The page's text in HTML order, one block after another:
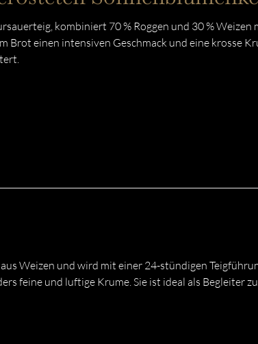
kombiniert 70 % Roggen und 30 % Weizen
Brot einen intensiven Geschmack und eine krosse
Weizen und wird mit einer 24-stündigen
feine und luftige Krume. Sie ist ideal als Begleiter